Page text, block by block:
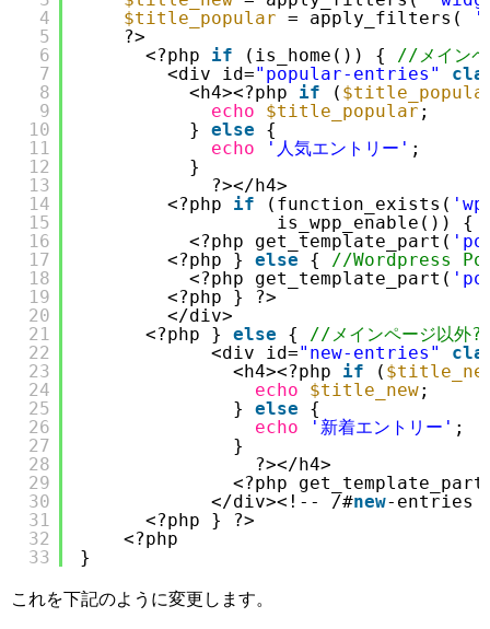
4
5
6
7
8
9
10
11
12
13
14
15
16
17
18
19
20
21
22
23
24
25
26
27
28
29
30
31
32
33
$title_popular = apply_filters(
?>
<?php if (is_home()) { //メインペ
<div id="popular-entries"
<h4><?php if (
echo
$title_popular ;
} else
{
echo
'人気エントリー' ;
}
?></h4>
<?php if (function_exists(
is_wpp_enable()) {
<?php get_template_part(
<?php } else { //Wordpress
<?php get_template_part(
<?php } ?>
</div>
<?php } else { //メインページ以外
<div id="new-entries"
<h4><?php if (
echo
$title_new;
} else
{
echo
'新着エントリー' ;
}
?></h4>
<?php
</div><!-- /#new-entries
<?php } ?>
<?php
}
これを下記のように変更します。